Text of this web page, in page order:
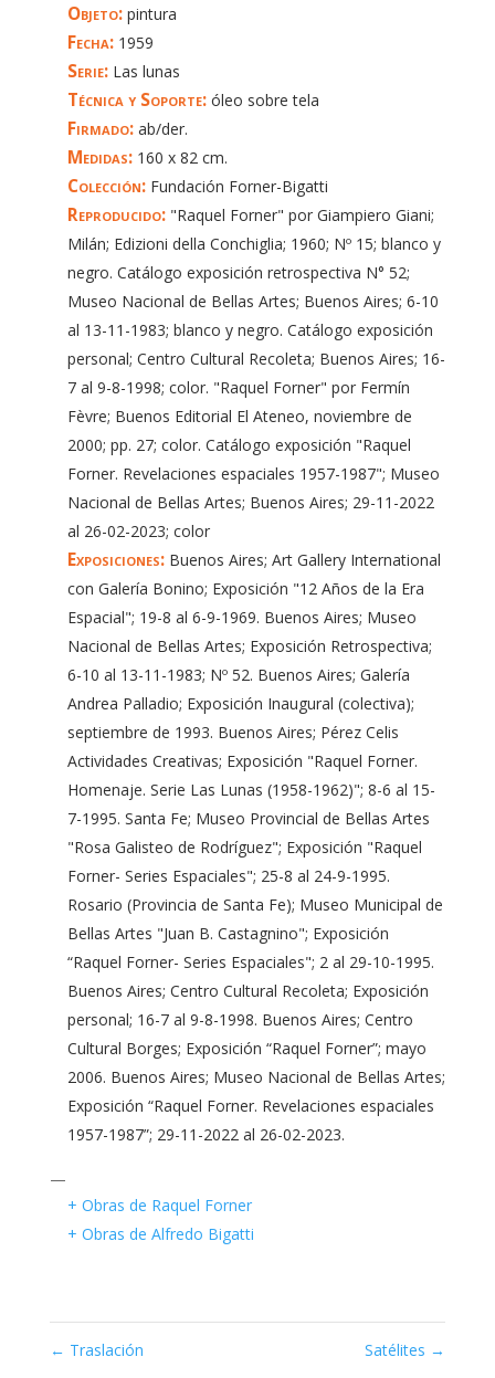
Objeto:pintura
Fecha:1959
Serie:Las lunas
Técnica y Soporte:óleo sobre tela
Firmado:ab/der.
Medidas:160 x 82 cm.
Colección:Fundación Forner-Bigatti
Reproducido:"Raquel Forner" por Giampiero Giani;
Milán; Edizioni della Conchiglia; 1960; Nº 15; blanco y
negro. Catálogo exposición retrospectiva N° 52;
Museo Nacional de Bellas Artes; Buenos Aires; 6-10
al 13-11-1983; blanco y negro. Catálogo exposición
personal; Centro Cultural Recoleta; Buenos Aires; 16-
7 al 9-8-1998; color. "Raquel Forner" por Fermín
Fèvre; Buenos Editorial El Ateneo, noviembre de
2000; pp. 27; color. Catálogo exposición "Raquel
Forner. Revelaciones espaciales 1957-1987"; Museo
Nacional de Bellas Artes; Buenos Aires; 29-11-2022
al 26-02-2023; color
Exposiciones:Buenos Aires; Art Gallery International
con Galería Bonino; Exposición "12 Años de la Era
Espacial"; 19-8 al 6-9-1969. Buenos Aires; Museo
Nacional de Bellas Artes; Exposición Retrospectiva;
6-10 al 13-11-1983; Nº 52. Buenos Aires; Galería
Andrea Palladio; Exposición Inaugural (colectiva);
septiembre de 1993. Buenos Aires; Pérez Celis
Actividades Creativas; Exposición "Raquel Forner.
Homenaje. Serie Las Lunas (1958-1962)"; 8-6 al 15-
7-1995. Santa Fe; Museo Provincial de Bellas Artes
"Rosa Galisteo de Rodríguez"; Exposición "Raquel
Forner- Series Espaciales"; 25-8 al 24-9-1995.
Rosario (Provincia de Santa Fe); Museo Municipal de
Bellas Artes "Juan B. Castagnino"; Exposición
“Raquel Forner- Series Espaciales"; 2 al 29-10-1995.
Buenos Aires; Centro Cultural Recoleta; Exposición
personal; 16-7 al 9-8-1998. Buenos Aires; Centro
Cultural Borges; Exposición “Raquel Forner”; mayo
2006. Buenos Aires; Museo Nacional de Bellas Artes;
Exposición “Raquel Forner. Revelaciones espaciales
1957-1987”; 29-11-2022 al 26-02-2023.
—
+ Obras de Raquel Forner
+ Obras de Alfredo Bigatti
← Traslación Satélites →